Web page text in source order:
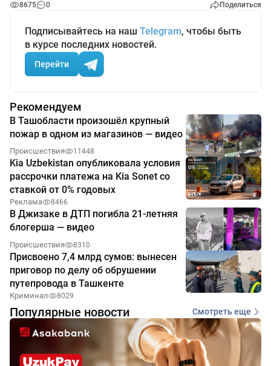
8675 0 Поделиться
Подписывайтесь на наш Telegram, чтобы быть
в курсе последних новостей.
Перейти
Рекомендуем
В Ташобласти произошёл крупный
пожар в одном из магазинов — видео
Происшествия 11448
Kia Uzbekistan опубликовала условия
рассрочки платежа на Kia Sonet со
ставкой от 0% годовых
Реклама 8466
В Джизаке в ДТП погибла 21-летняя
блогерша — видео
Происшествия 8310
Присвоено 7,4 млрд сумов: вынесен
приговор по делу об обрушении
путепровода в Ташкенте
Криминал 8029
Популярные новости Смотреть еще